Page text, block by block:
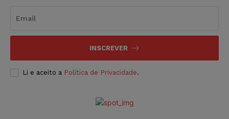
INSCREVER
Li e aceito a Política de Privacidade.